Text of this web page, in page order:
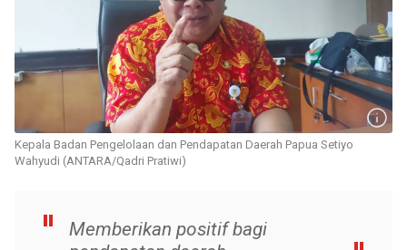
Kepala Badan Pengelolaan dan Pendapatan Daerah Papua Setiyo
Wahyudi (ANTARA/Qadri Pratiwi)
Memberikan positif bagi